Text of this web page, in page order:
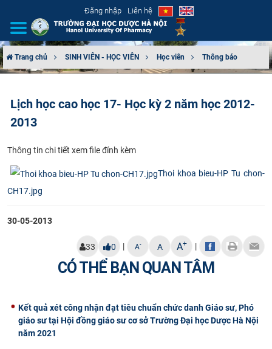
Đăng nhập Liên hệ
CƠ CẤU TỔ CHỨC
ĐÀO TẠO
ĐẢM BẢO CHẤT LƯỢNG
Trang chủ SINH VIÊN - HỌC VIÊN Học viên Thông báo
Lịch học cao học 17- Học kỳ 2 năm học 2012-
2013
T​hông tin chi tiết xem file đính kèm
Thoi khoa bieu-HP Tu chon-
CH17.jpg
30-05-2013
33 0 | A- A A+ |
CÓ THỂ BẠN QUAN TÂM
Kết quả xét công nhận đạt tiêu chuẩn chức danh Giáo sư, Phó
giáo sư tại Hội đồng giáo sư cơ sở Trường Đại học Dược Hà Nội
năm 2021